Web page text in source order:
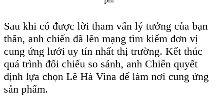
Sau khi có được lời tham vấn lý tưởng của bạn
thân, anh chiến đã lên mạng tìm kiếm đơn vị
cung ứng lưới uy tín nhất thị trường. Kết thúc
quá trình đối chiếu so sánh, anh Chiến quyết
định lựa chọn Lê Hà Vina để làm nơi cung ứng
sản phẩm.